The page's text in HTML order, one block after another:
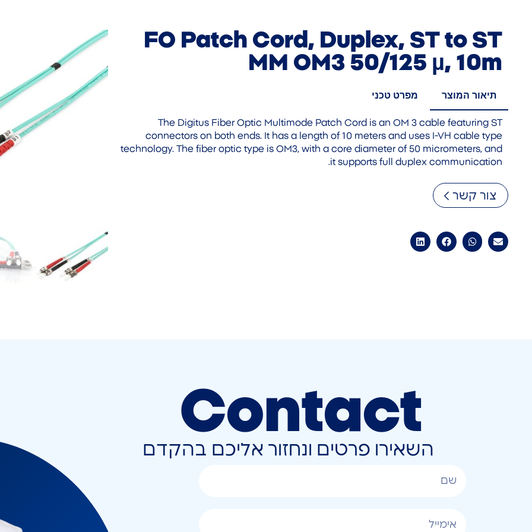
FO Patch Cord, Duplex, ST to ST
MM OM3 50/125 µ, 10m
תיאור המוצר מפרט טכני
The Digitus Fiber Optic Multimode Patch Cord is an OM 3 cable featuring ST
connectors on both ends. It has a length of 10 meters and uses I-VH cable type
technology. The fiber optic type is OM3, with a core diameter of 50 micrometers, and
it supports full duplex communication.
צור קשר
Contact
השאירו פרטים ונחזור אליכם בהקדם